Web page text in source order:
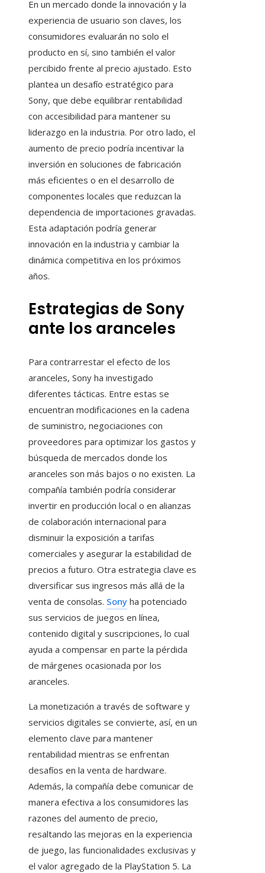
En un mercado donde la innovación y la
experiencia de usuario son claves, los
consumidores evaluarán no solo el
producto en sí, sino también el valor
percibido frente al precio ajustado. Esto
plantea un desafío estratégico para
Sony, que debe equilibrar rentabilidad
con accesibilidad para mantener su
liderazgo en la industria. Por otro lado, el
aumento de precio podría incentivar la
inversión en soluciones de fabricación
más eficientes o en el desarrollo de
componentes locales que reduzcan la
dependencia de importaciones gravadas.
Esta adaptación podría generar
innovación en la industria y cambiar la
dinámica competitiva en los próximos
años.
Estrategias de Sony
ante los aranceles
Para contrarrestar el efecto de los
aranceles, Sony ha investigado
diferentes tácticas. Entre estas se
encuentran modificaciones en la cadena
de suministro, negociaciones con
proveedores para optimizar los gastos y
búsqueda de mercados donde los
aranceles son más bajos o no existen. La
compañía también podría considerar
invertir en producción local o en alianzas
de colaboración internacional para
disminuir la exposición a tarifas
comerciales y asegurar la estabilidad de
precios a futuro. Otra estrategia clave es
diversificar sus ingresos más allá de la
venta de consolas. Sony ha potenciado
sus servicios de juegos en línea,
contenido digital y suscripciones, lo cual
ayuda a compensar en parte la pérdida
de márgenes ocasionada por los
aranceles.
La monetización a través de software y
servicios digitales se convierte, así, en un
elemento clave para mantener
rentabilidad mientras se enfrentan
desafíos en la venta de hardware.
Además, la compañía debe comunicar de
manera efectiva a los consumidores las
razones del aumento de precio,
resaltando las mejoras en la experiencia
de juego, las funcionalidades exclusivas y
el valor agregado de la PlayStation 5. La